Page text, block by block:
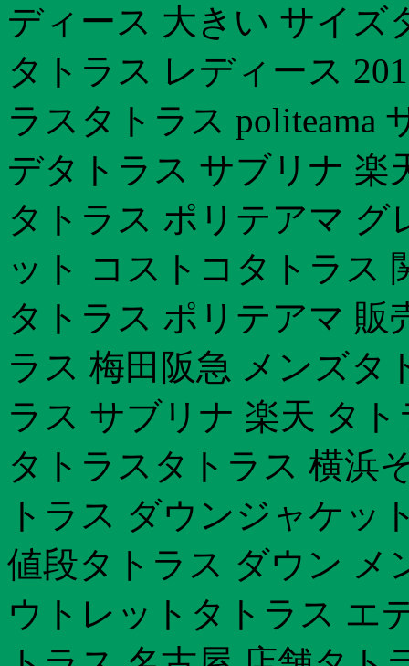
ディース 大きい サイズ
タトラス レディース
ラスタトラス politeama
デタトラス サブリナ 楽
タトラス ポリテアマ
ット コストコタトラス
タトラス ポリテアマ
ラス 梅田阪急 メンズタ
ラス サブリナ 楽天 タ
タトラスタトラス 横浜
トラス ダウンジャケッ
値段タトラス ダウン メ
ウトレットタトラス エ